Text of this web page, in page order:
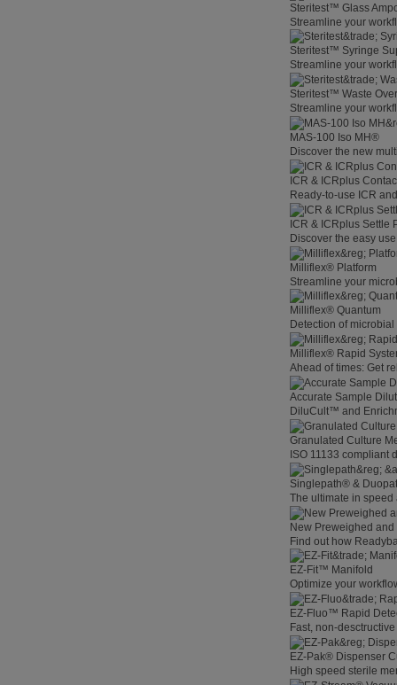
Steritest™ Glass
Streamline your
Steritest™ Syringe
Streamline your
Steritest™ Waste
Streamline your
MAS-100 Iso MH®
Discover the new
ICR & ICRplus
Ready-to-use ICR
ICR & ICRplus Settle
Discover the easy
Milliflex® Platform
Streamline your
Milliflex® Quantum
Detection of
Milliflex® Rapid
Ahead of times: Get
Accurate Sample
DiluCult™ and
Granulated Culture
ISO 11133 compliant
Singlepath® &
The ultimate in
New Preweighed
Find out how
EZ-Fit™ Manifold
Optimize your
EZ-Fluo™ Rapid
Fast, non-
EZ-Pak® Dispenser
High speed sterile